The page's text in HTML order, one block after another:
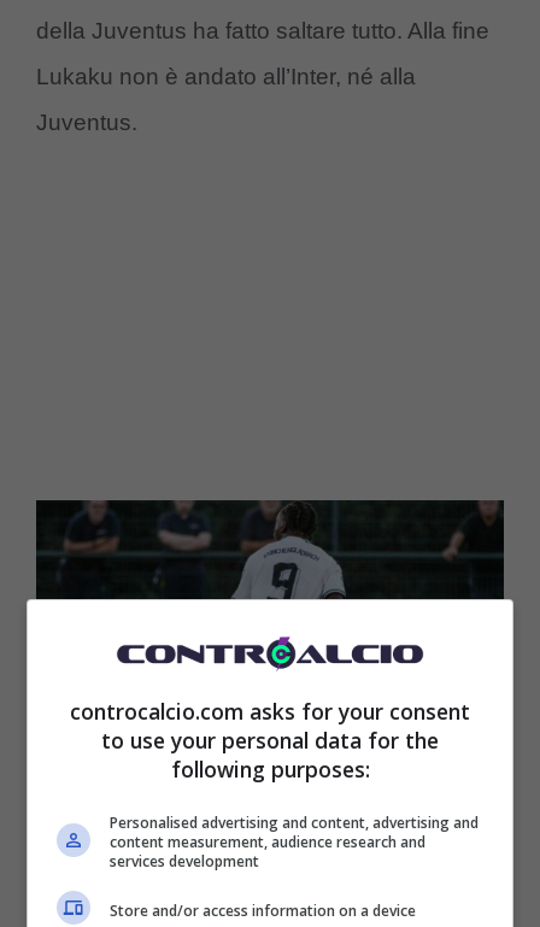
della Juventus ha fatto saltare tutto. Alla fine
Lukaku non è andato all’Inter, né alla
Juventus.
Winsley Boteli, Juve o Inter? (Foto ANSA) controcalcio.com
controcalcio.com asks for your consent
to use your personal data for the
following purposes:
Personalised advertising and content, advertising and
content measurement, audience research and
services development
Store and/or access information on a device